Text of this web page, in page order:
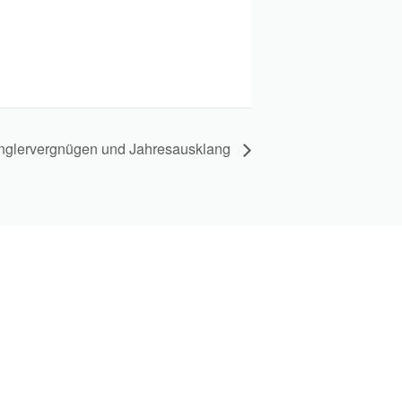
und Jahresausklang